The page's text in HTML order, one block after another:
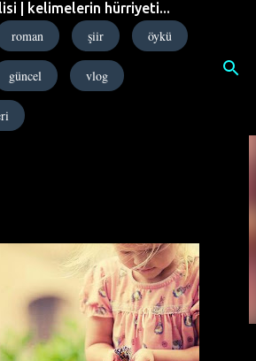
Ana içeriğe atla
| kelimelerin hürriyeti...
roman şiir öykü
güncel vlog